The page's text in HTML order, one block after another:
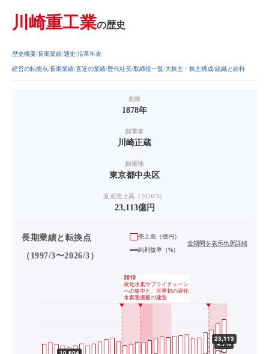
川崎重工業の歴史
歴史概要 長期業績 通史 沿革年表
経営の転換点 長期業績 直近の業績 歴代社長 取締役一覧 大株主・株主構成 組織と給料
創業
1878年
創業者
川崎正蔵
創業地
東京都中央区
直近売上高（2026/3）
23,113億円
長期業績と転換点
（1997/3〜2026/3）
売上高（億円）
純利益率（%）
全期間を表示出所詳細